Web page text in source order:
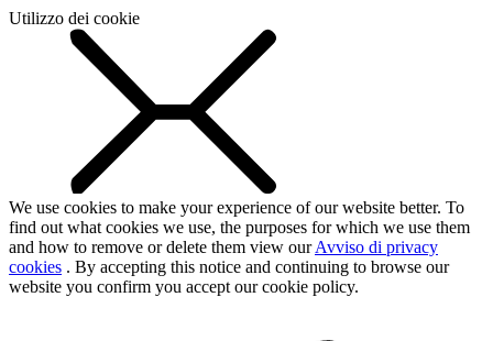
Utilizzo dei cookie
We use cookies to make your experience of our website better. To
find out what cookies we use, the purposes for which we use them
and how to remove or delete them view ourAvviso di privacy
cookies . By accepting this notice and continuing to browse our
website you confirm you accept our cookie policy.